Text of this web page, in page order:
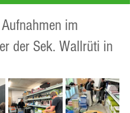
im
der Sek. Wallrüti in